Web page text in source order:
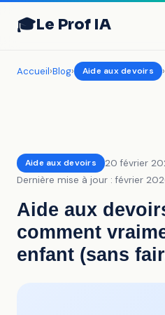
🎓Le Prof IA
Accueil›Blog› Aide aux devoirs
Aide aux devoirs 20 février
Dernière mise à jour : février
Aide aux
comment
enfant (sans